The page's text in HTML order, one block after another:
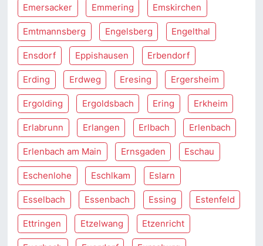
Emersacker Emmering Emskirchen
Emtmannsberg Engelsberg Engelthal
Ensdorf Eppishausen Erbendorf
Erding Erdweg Eresing Ergersheim
Ergolding Ergoldsbach Ering Erkheim
Erlabrunn Erlangen Erlbach Erlenbach
Erlenbach am Main Ernsgaden Eschau
Eschenlohe Eschlkam Eslarn
Esselbach Essenbach Essing Estenfeld
Ettringen Etzelwang Etzenricht